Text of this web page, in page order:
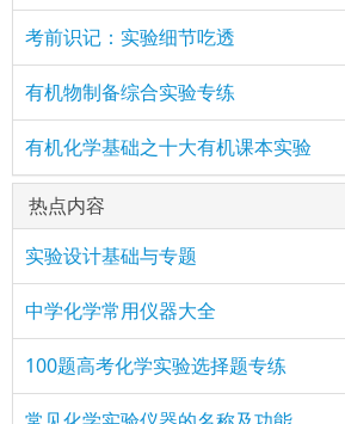
考前识记：实验细节吃透
有机物制备综合实验专练
有机化学基础之十大有机课本实验
热点内容
实验设计基础与专题
中学化学常用仪器大全
100题高考化学实验选择题专练